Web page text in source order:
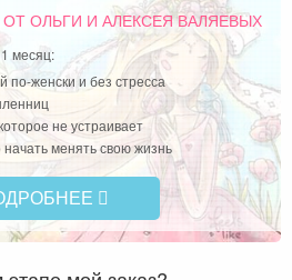
ОЛЬГИ И АЛЕКСЕЯ ВАЛЯЕВЫХ
месяц:
по-женски и без стресса
не устраивает
менять свою жизнь